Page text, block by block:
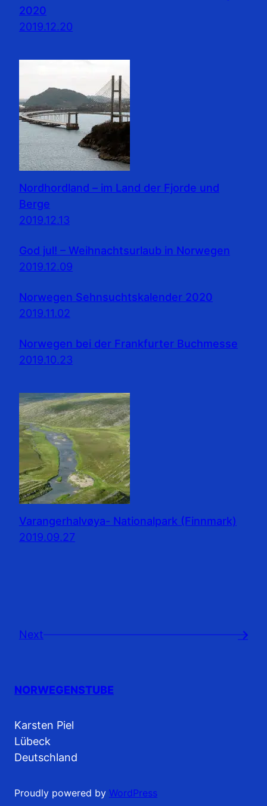
2020
2019.12.20
Nordhordland – im Land der Fjorde und
Berge
2019.12.13
God jul! – Weihnachtsurlaub in Norwegen
2019.12.09
Norwegen Sehnsuchtskalender 2020
2019.11.02
Norwegen bei der Frankfurter Buchmesse
2019.10.23
Varangerhalvøya- Nationalpark (Finnmark)
2019.09.27
Next →
NORWEGENSTUBE
Karsten Piel
Lübeck
Deutschland
Proudly powered by WordPress